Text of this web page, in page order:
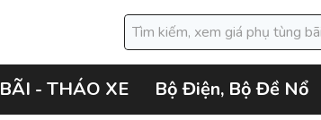
BÃI - THÁO XE Bộ Điện, Bộ Đề Nổ